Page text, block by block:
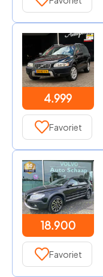
4.999
Favoriet
18.900
Favoriet